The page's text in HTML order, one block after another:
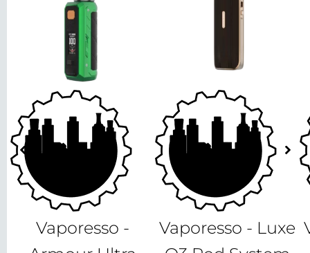
Vaporesso -
Vaporesso - Luxe